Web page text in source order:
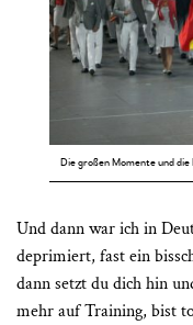
Die großen Momente und
Und dann war ich in
deprimiert, fast ein
dann setzt du dich hin
mehr auf Training, bist